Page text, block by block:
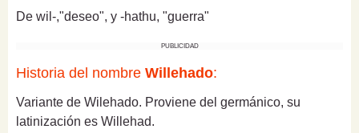
De wil-,"deseo", y -hathu, "guerra"
PUBLICIDAD
Historia del nombre Willehado:
Variante de Wilehado. Proviene del germánico, su
latinización es Willehad.